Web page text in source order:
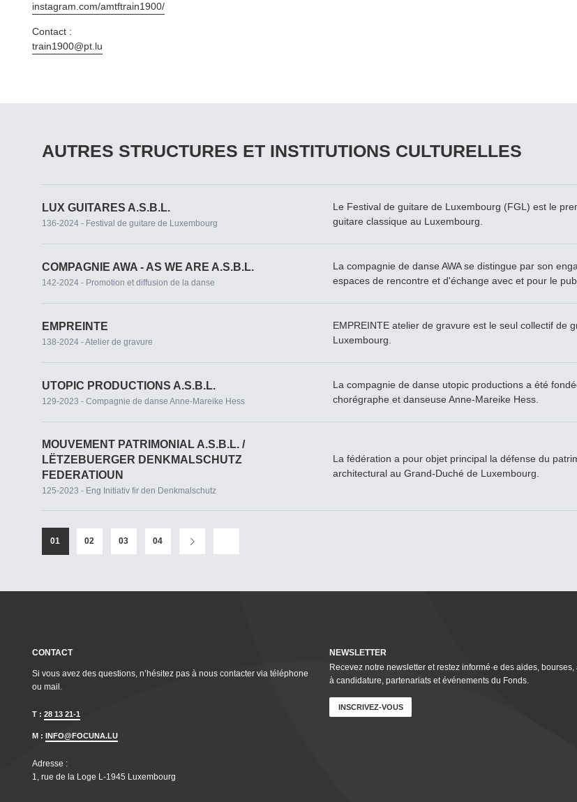
instagram​.com/​a​m​t​f​t​r​a​i​n​1900/
Contact :
train1900@​pt.​lu
AUTRES STRUCTURES ET INSTITUTIONS CULTURELLES
LUX GUITARES A.S.B.L.
136-2024 - Festival de guitare de Luxembourg
Le Festival de guitare de Luxembourg (FGL) est le
guitare classique au Luxembourg.
COMPAGNIE AWA - AS WE ARE A.S.B.L.
142-2024 - Promotion et diffusion de la danse
La compagnie de danse AWA se distingue par son
espaces de rencontre et d'échange avec et pour le
EMPREINTE
138-2024 - Atelier de gravure
EMPREINTE atelier de gravure est le seul collectif de
Luxembourg.
UTOPIC PRODUCTIONS A.S.B.L.
129-2023 - Compagnie de danse Anne-Mareike Hess
La compagnie de danse utopic productions a été
chorégraphe et danseuse Anne-Mareike Hess.
MOUVEMENT PATRIMONIAL A.S.B.L. /
LËTZEBUERGER DENKMALSCHUTZ
FEDERATIOUN
125-2023 - Eng Initiativ fir den Denkmalschutz
La fédération a pour objet principal la défense du
architectural au Grand-­Duché de Luxembourg.
01 02 03 04
CONTACT
Si vous avez des questions, n’hésitez pas à nous contacter via téléphone
ou mail.
T : 28 13 21-1
M : INFO@FOCUNA.LU
Adresse :
1, rue de la Loge L‑1945 Luxembourg
NEWSLETTER
Recevez notre newsletter et restez informé·e des aides, bourses,
à candidature, parte­nar­i­ats et événements du Fonds.
INSCRIVEZ-VOUS